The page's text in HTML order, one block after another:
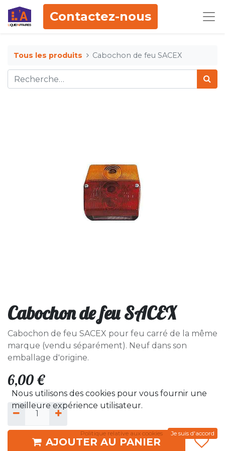
Contactez-nous
Tous les produits Cabochon de feu SACEX
Cabochon de feu SACEX
Cabochon de feu SACEX pour feu carré de la même
marque (vendu séparément). Neuf dans son
emballage d'origine.
6,00 €
AJOUTER AU PANIER
Nous utilisons des cookies pour vous fournir une
meilleure expérience utilisateur.
Politique relative aux cookies Je suis d'accord